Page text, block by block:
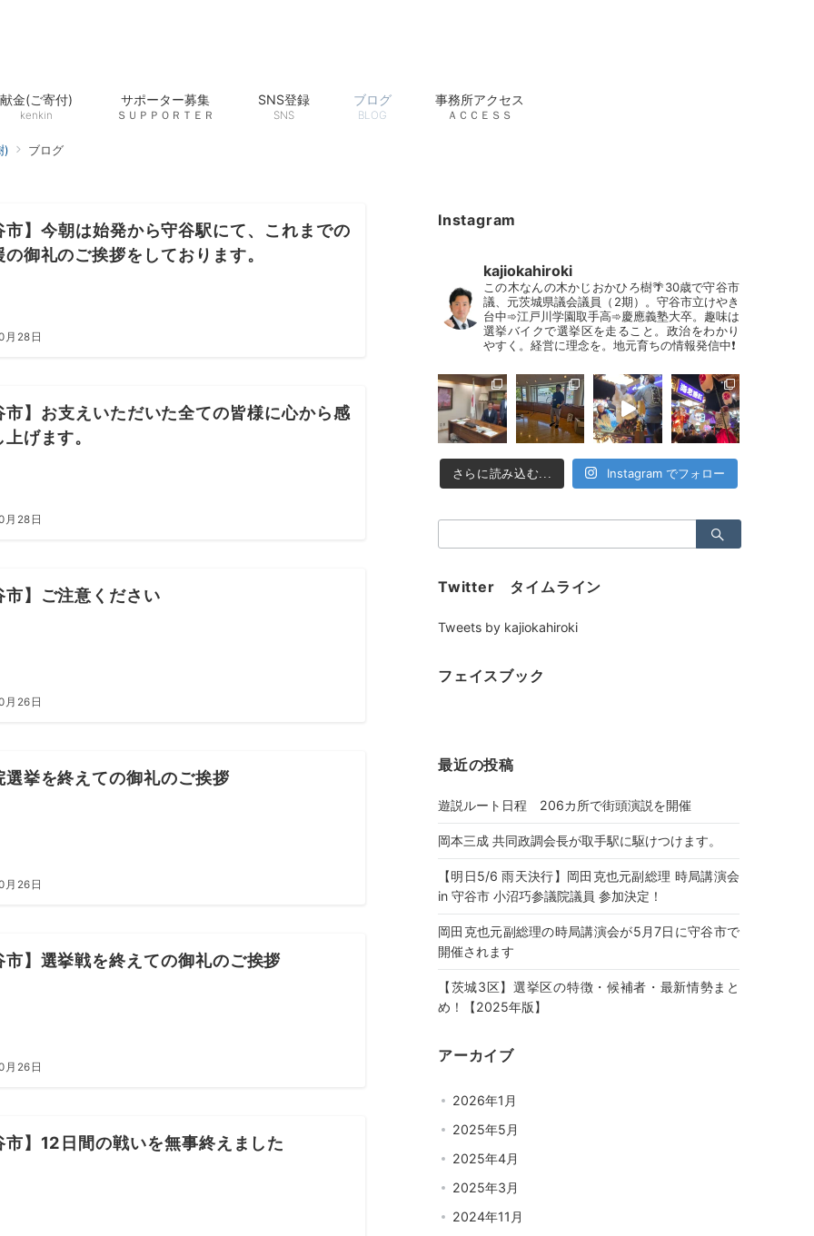
献金(ご寄付)
kenkin
サポーター募集
ＳＵＰＰＯＲＴＥＲ
SNS登録
SNS
ブログ
BLOG
事務所アクセス
ＡＣＣＥＳＳ
) ブログ
市】今朝は始発から守谷駅にて、これまでの
の御礼のご挨拶をしております。
月28日
市】お支えいただいた全ての皆様に心から感
げます。
月28日
市】ご注意ください
月26日
選挙を終えての御礼のご挨拶
月26日
市】選挙戦を終えての御礼のご挨拶
月26日
市】12日間の戦いを無事終えました
Instagram
kajiokahiroki
この木なんの木かじおかひろ樹🌴30歳で守谷市
議、元茨城県議会議員（2期）。守谷市立けやき
台中➾江戸川学園取手高➾慶應義塾大卒。趣味は
選挙バイクで選挙区を走ること。政治をわかり
やすく。経営に理念を。地元育ちの情報発信中❗
さらに読み込む... Instagram でフォロー
索：
Twitter タイムライン
Tweets by kajiokahiroki
フェイスブック
最近の投稿
遊説ルート日程 206カ所で街頭演説を開催
岡本三成 共同政調会長が取手駅に駆けつけます。
【明日5/6 雨天決行】岡田克也元副総理 時局講演会
in 守谷市 小沼巧参議院議員 参加決定！
岡田克也元副総理の時局講演会が5月7日に守谷市で
開催されます
【茨城3区】選挙区の特徴・候補者・最新情勢まと
め！【2025年版】
アーカイブ
2026年1月
2025年5月
2025年4月
2025年3月
2024年11月